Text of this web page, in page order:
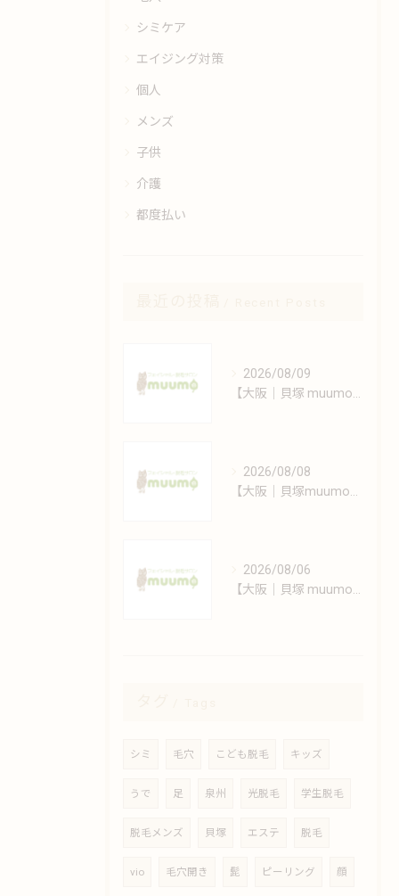
シミケア
エイジング対策
個人
メンズ
子供
介護
都度払い
2026/08/09
2026/08/08
2026/08/06
シミ 毛穴 こども脱毛 キッズ
うで 足 泉州 光脱毛 学生脱毛
脱毛メンズ 貝塚 エステ 脱毛
vio 毛穴開き 髭 ピーリング 顔